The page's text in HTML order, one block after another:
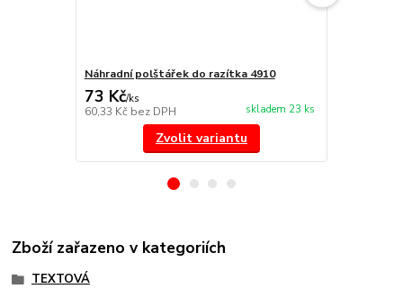
Náhradní polštářek do razítka 4910
73 Kč/ks
60,33 Kč bez DPH skladem 23 ks
Zvolit variantu
Zboží zařazeno v kategoriích
TEXTOVÁ